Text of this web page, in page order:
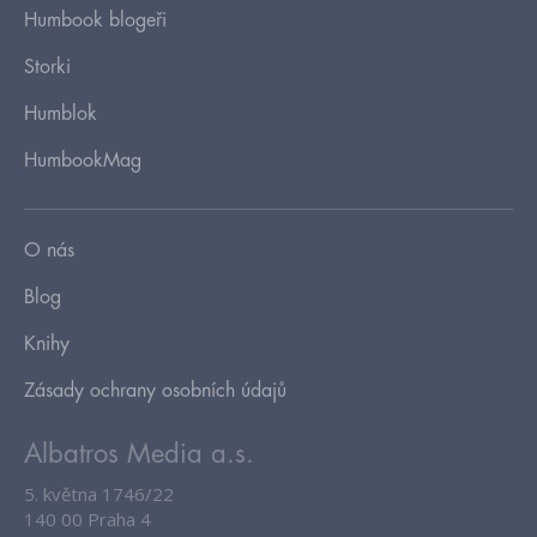
Humbook blogeři
Storki
Humblok
HumbookMag
O nás
Blog
Knihy
Zásady ochrany osobních údajů
Albatros Media a.s.
5. května 1746/22
140 00 Praha 4